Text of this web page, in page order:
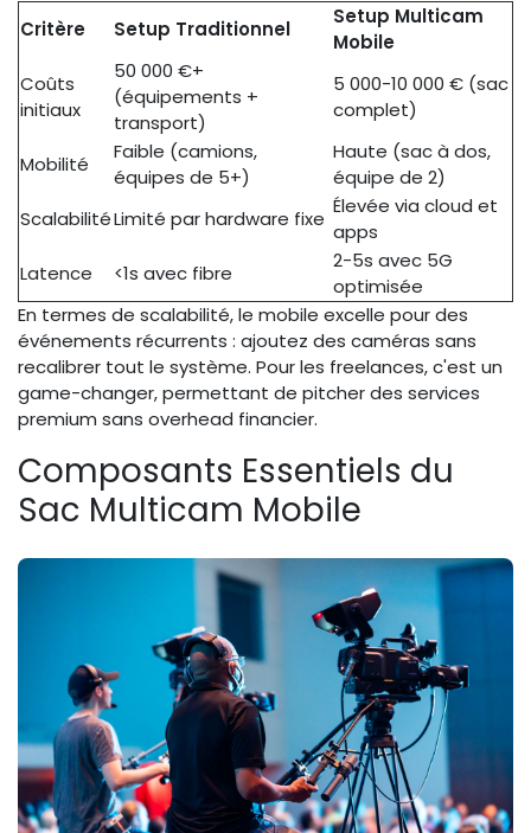
Critère Setup Traditionnel
Setup Multicam
Mobile
Coûts
initiaux
50 000 €+
(équipements +
transport)
5 000-10 000 € (sac
complet)
Mobilité
Faible (camions,
équipes de 5+)
Haute (sac à dos,
équipe de 2)
ScalabilitéLimité par hardware fixe
Élevée via cloud et
apps
Latence
<1s avec fibre
2-5s avec 5G
optimisée
En termes de scalabilité, le mobile excelle pour des
événements récurrents : ajoutez des caméras sans
recalibrer tout le système. Pour les freelances, c'est un
game-changer, permettant de pitcher des services
premium sans overhead financier.
Composants Essentiels du
Sac Multicam Mobile